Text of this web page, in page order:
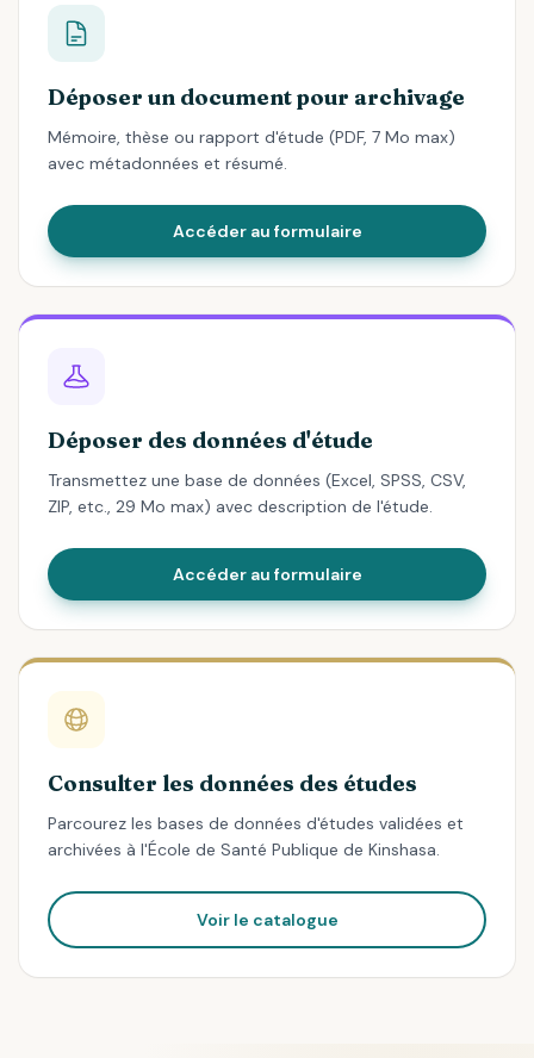
Déposer un document pour archivage
Mémoire, thèse ou rapport d'étude (PDF, 7 Mo max)
avec métadonnées et résumé.
Accéder au formulaire
Déposer des données d'étude
Transmettez une base de données (Excel, SPSS, CSV,
ZIP, etc., 29 Mo max) avec description de l'étude.
Accéder au formulaire
Consulter les données des études
Parcourez les bases de données d'études validées et
archivées à l'École de Santé Publique de Kinshasa.
Voir le catalogue